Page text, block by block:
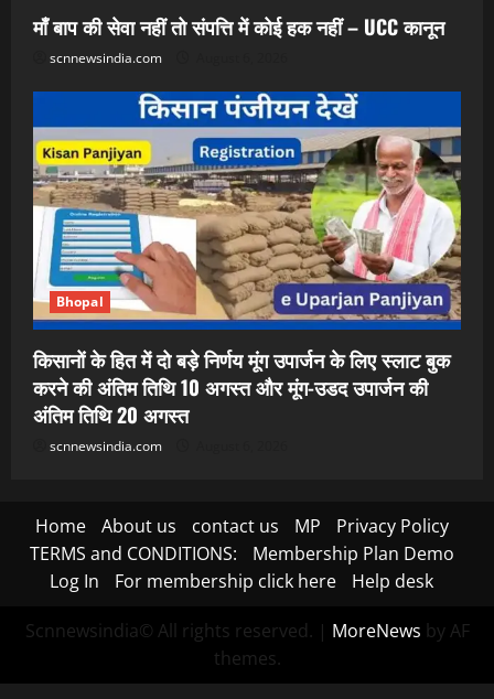
माँ बाप की सेवा नहीं तो संपत्ति में कोई हक नहीं – UCC कानून
scnnewsindia.com
Bhopal
किसानों के हित में दो बड़े निर्णय मूंग उपार्जन के लिए स्लाट बुक
करने की अंतिम तिथि 10 अगस्त और मूंग-उडद उपार्जन की
अंतिम तिथि 20 अगस्त
scnnewsindia.com
Home About us contact us MP
Privacy Policy
TERMS and CONDITIONS:
Membership Plan Demo
Log In
For membership click here Help desk
Scnnewsindia© All rights reserved. | MoreNews by AF
themes.